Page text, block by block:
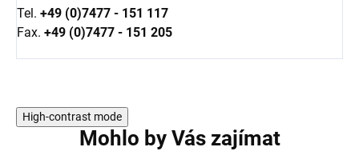
Tel. +49 (0)7477 - 151 117
Fax. +49 (0)7477 - 151 205
High-contrast mode
Mohlo by Vás zajímat